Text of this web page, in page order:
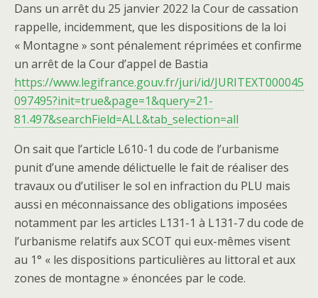
Dans un arrêt du 25 janvier 2022 la Cour de cassation
rappelle, incidemment, que les dispositions de la loi
« Montagne » sont pénalement réprimées et confirme
un arrêt de la Cour d’appel de Bastia
https://www.legifrance.gouv.fr/juri/id/JURITEXT000045
097495?init=true&page=1&query=21-
81.497&searchField=ALL&tab_selection=all
On sait que l’article L610-1 du code de l’urbanisme
punit d’une amende délictuelle le fait de réaliser des
travaux ou d’utiliser le sol en infraction du PLU mais
aussi en méconnaissance des obligations imposées
notamment par les articles L131-1 à L131-7 du code de
l’urbanisme relatifs aux SCOT qui eux-mêmes visent
au 1° « les dispositions particulières au littoral et aux
zones de montagne » énoncées par le code.